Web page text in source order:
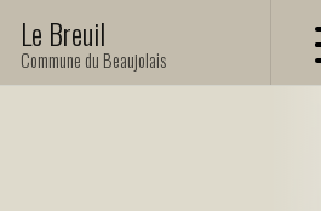
Le Breuil
Commune du Beaujolais